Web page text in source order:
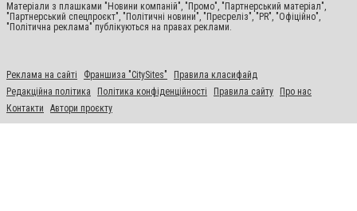
Матеріали з плашками "Новини компаній", "Промо", "Партнерський матеріал",
"Партнерський спецпроєкт", "Політичні новини", "Пресреліз", "PR", "Офіційно",
"Політична реклама" публікуються на правах реклами.
Реклама на сайті Франшиза "CitySites"
Правила класифайд
Редакційна політика
Політика конфіденційності Правила сайту
Про нас
Контакти
Автори проєкту